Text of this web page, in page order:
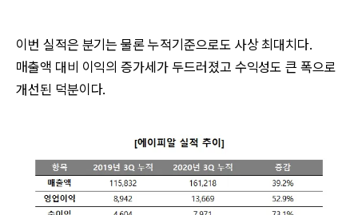
이번 실적은 분기는 물론 누적기준으로도 사상 최대치다.
매출액 대비 이익의 증가세가 두드러졌고 수익성도 큰 폭으로
개선된 덕분이다.